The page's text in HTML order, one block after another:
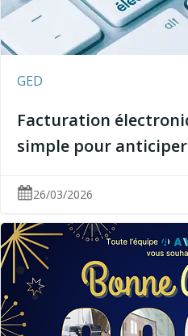
GED
Facturation
simple pour
26/03/2026